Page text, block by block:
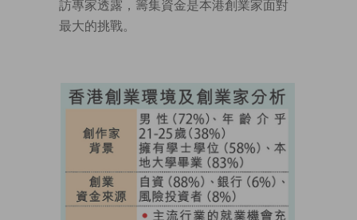
訪專家透露，籌集資金是本港創業家面對
最大的挑戰。